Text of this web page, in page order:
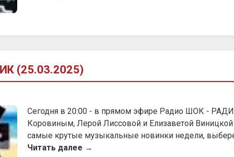
(25.03.2025)
Сегодня в 20:00 - в прямом эфире Радио ШОК -
Коровиным, Лерой Лиссовой и Елизаветой
самые крутые музыкальные новинки недели,
Читать далее →